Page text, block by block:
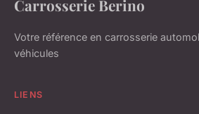
Carrosserie Berino
Votre référence en carrosserie
véhicules
LIENS